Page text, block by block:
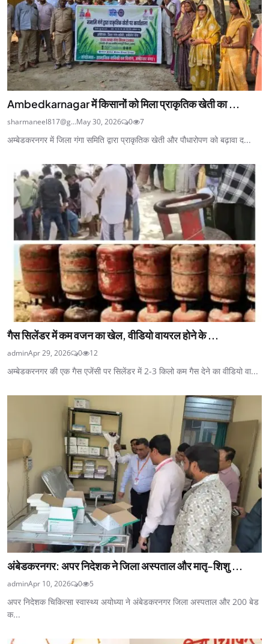
Ambedkarnagar में किसानों को मिला प्राकृतिक खेती का ...
sharmaneel817@g...May 30, 2026 0 7
अम्बेडकरनगर में जिला गंगा समिति द्वारा प्राकृतिक खेती और पौधारोपण को बढ़ावा द...
गैस सिलेंडर में कम वजन का खेल, वीडियो वायरल होने के ...
adminApr 29, 2026 0 12
अम्बेडकरनगर की एक गैस एजेंसी पर सिलेंडर में 2-3 किलो कम गैस देने का वीडियो वा...
अंबेडकरनगर: अपर निदेशक ने जिला अस्पताल और मातृ-शिशु ...
adminApr 10, 2026 0 5
अपर निदेशक चिकित्सा स्वास्थ्य अयोध्या ने अंबेडकरनगर जिला अस्पताल और 200 बेड
क...